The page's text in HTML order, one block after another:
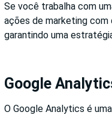
Se você trabalha com
ações de marketing
garantindo uma
Google
O Google Analytics é